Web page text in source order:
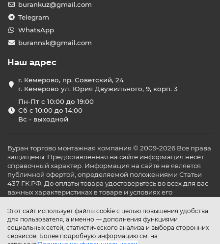
Этот сайт использует файлы cookie с целью повышения удобства
для пользователя, а именно — дополнения функциями
социальных сетей, статистического анализа и выбора сторонних
сервисов. Более подробную информацию см. на
burankuz@gmail.com
Telegram
WhatsApp
burannsk@gmail.com
Наш адрес
г. Кемерово, пр. Советский, 24
г. Кемерово ул. Юрия Двужильного, 9, корп. 3
Пн-Пт с 10:00 до 19:00
Сб с 10:00 до 14:00
Вс - выходной
Буран торгово монтажная компания © 2009-2026 Все права
защищены. Предоставленная на сайте информация несёт
справочный характер. Информация на сайте не является
публичной офертой, определяемой положениями Статьи
437 ГК РФ. До оплаты товара удостоверьтесь во всех для вас
важных характеристиках в товаре и условиях его